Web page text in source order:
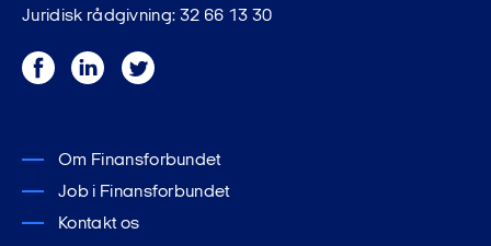
Juridisk rådgivning: 32 66 13 30
FacebookLinkedInTwitter
Om Finansforbundet
Job i Finansforbundet
Kontakt os